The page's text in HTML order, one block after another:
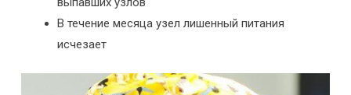
В течение месяца узел лишенный питания
исчезает